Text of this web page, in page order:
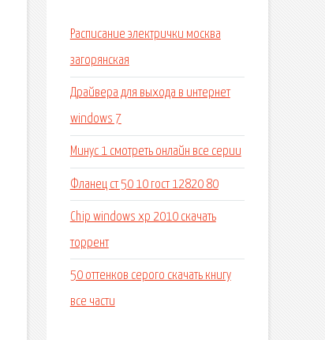
Расписание электрички москва
загорянская
Драйвера для выхода в интернет
windows 7
Минус 1 смотреть онлайн все серии
Фланец ст 50 10 гост 12820 80
Chip windows xp 2010 скачать
торрент
50 оттенков серого скачать книгу
все части